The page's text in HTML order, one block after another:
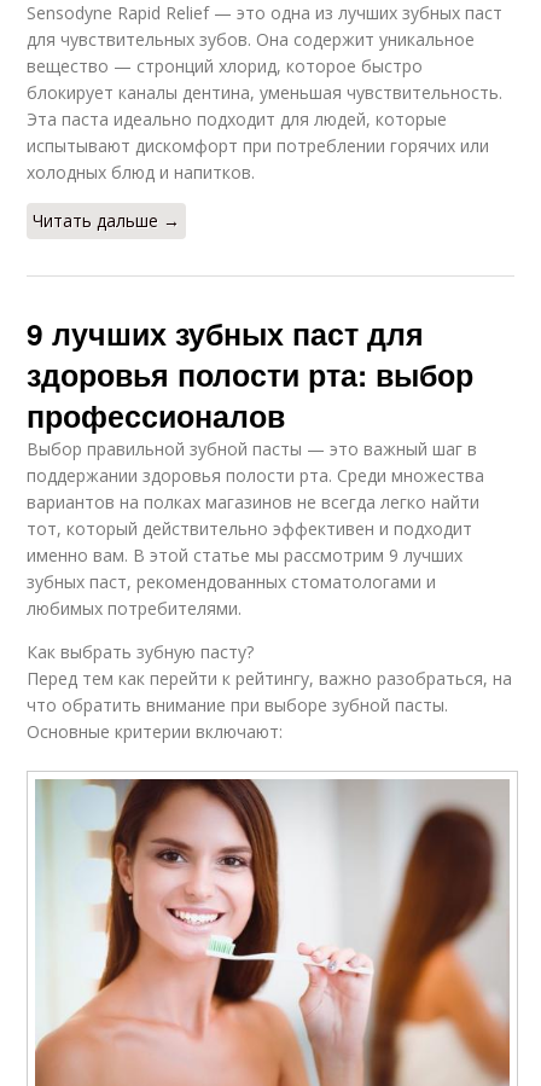
Sensodyne Rapid Relief — это одна из лучших зубных паст
для чувствительных зубов. Она содержит уникальное
вещество — стронций хлорид, которое быстро
блокирует каналы дентина, уменьшая чувствительность.
Эта паста идеально подходит для людей, которые
испытывают дискомфорт при потреблении горячих или
холодных блюд и напитков.
Читать дальше →
9 лучших зубных паст для
здоровья полости рта: выбор
профессионалов
Выбор правильной зубной пасты — это важный шаг в
поддержании здоровья полости рта. Среди множества
вариантов на полках магазинов не всегда легко найти
тот, который действительно эффективен и подходит
именно вам. В этой статье мы рассмотрим 9 лучших
зубных паст, рекомендованных стоматологами и
любимых потребителями.
Как выбрать зубную пасту?
Перед тем как перейти к рейтингу, важно разобраться, на
что обратить внимание при выборе зубной пасты.
Основные критерии включают: